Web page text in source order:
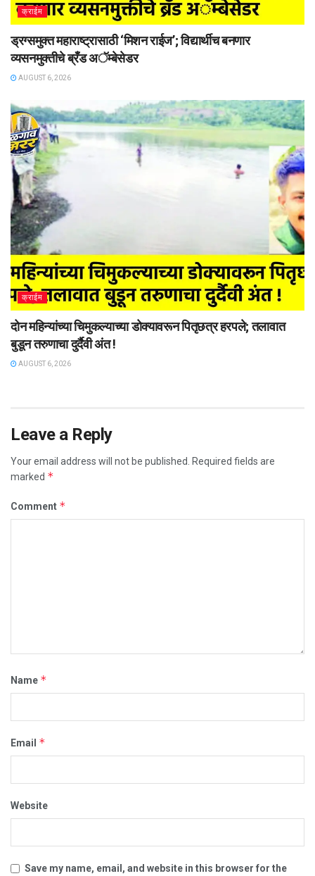
क्राईम
ड्रग्समुक्त महाराष्ट्रासाठी ‘मिशन राईज’; विद्यार्थीच बनणार
व्यसनमुक्तीचे ब्रँड अॅम्बेसेडर
AUGUST 6, 2026
क्राईम
दोन महिन्यांच्या चिमुकल्याच्या डोक्यावरून पितृछत्र हरपले; तलावात
बुडून तरुणाचा दुर्दैवी अंत !
AUGUST 6, 2026
Leave a Reply
Your email address will not be published.
Required fields are
marked *
Comment *
Name *
Email *
Website
Save my name, email, and website in this browser for the